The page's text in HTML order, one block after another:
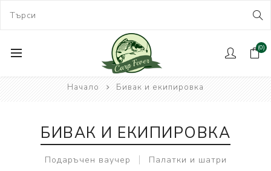
(0)
Начало Бивак и екипировка
БИВАК И ЕКИПИРОВКА
Подаръчен ваучер
Палатки и шатри